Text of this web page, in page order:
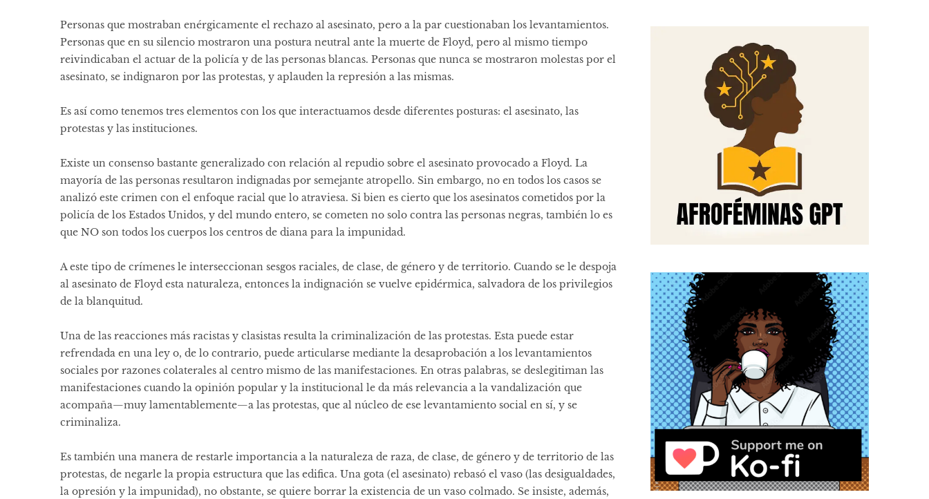
Personas que mostraban enérgicamente el rechazo al asesinato, pero a la par cuestionaban los levantamientos.
Personas que en su silencio mostraron una postura neutral ante la muerte de Floyd, pero al mismo tiempo
reivindicaban el actuar de la policía y de las personas blancas. Personas que nunca se mostraron molestas por el
asesinato, se indignaron por las protestas, y aplauden la represión a las mismas.
Es así como tenemos tres elementos con los que interactuamos desde diferentes posturas: el asesinato, las
protestas y las instituciones.
Existe un consenso bastante generalizado con relación al repudio sobre el asesinato provocado a Floyd. La
mayoría de las personas resultaron indignadas por semejante atropello. Sin embargo, no en todos los casos se
analizó este crimen con el enfoque racial que lo atraviesa. Si bien es cierto que los asesinatos cometidos por la
policía de los Estados Unidos, y del mundo entero, se cometen no solo contra las personas negras, también lo es
que NO son todos los cuerpos los centros de diana para la impunidad.
A este tipo de crímenes le interseccionan sesgos raciales, de clase, de género y de territorio. Cuando se le despoja
al asesinato de Floyd esta naturaleza, entonces la indignación se vuelve epidérmica, salvadora de los privilegios
de la blanquitud.
Una de las reacciones más racistas y clasistas resulta la criminalización de las protestas. Esta puede estar
refrendada en una ley o, de lo contrario, puede articularse mediante la desaprobación a los levantamientos
sociales por razones colaterales al centro mismo de las manifestaciones. En otras palabras, se deslegitiman las
manifestaciones cuando la opinión popular y la institucional le da más relevancia a la vandalización que
acompaña—muy lamentablemente—a las protestas, que al núcleo de ese levantamiento social en sí, y se
criminaliza.
Es también una manera de restarle importancia a la naturaleza de raza, de clase, de género y de territorio de las
protestas, de negarle la propia estructura que las edifica. Una gota (el asesinato) rebasó el vaso (las desigualdades,
la opresión y la impunidad), no obstante, se quiere borrar la existencia de un vaso colmado. Se insiste, además,